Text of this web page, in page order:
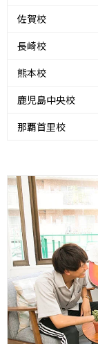
佐賀校
長崎校
熊本校
鹿児島中央校
那覇首里校